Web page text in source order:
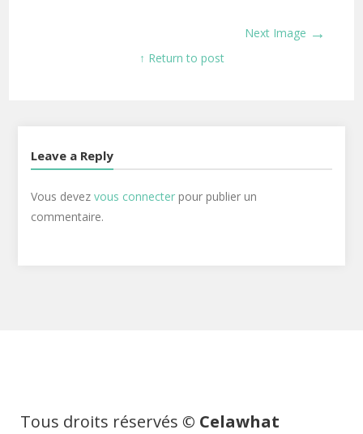
Next Image →
↑ Return to post
Leave a Reply
Vous devez vous connecterpour publier un
commentaire.
Tous droits réservés © Celawhat